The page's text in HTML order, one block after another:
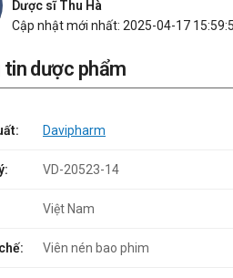
Dược sĩ Thu Hà
Cập nhật mới nhất: 2025-04-17
dược phẩm
Davipharm
VD-20523-14
Việt Nam
Viên nén bao phim